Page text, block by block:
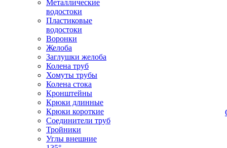
Металлические
водостоки
Пластиковые
водостоки
Воронки
Желоба
Заглушки желоба
Колена труб
Хомуты трубы
Колена стока
Кронштейны
Крюки длинные
Крюки короткие
Соединители труб
Тройники
Углы внешние